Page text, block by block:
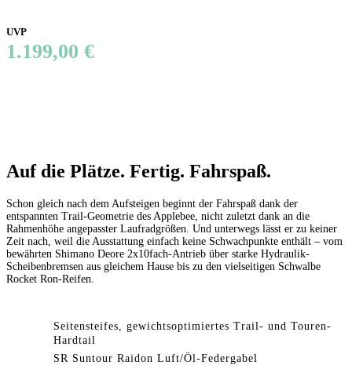
UVP
1.199,00 €
Auf die Plätze. Fertig. Fahrspaß.
Schon gleich nach dem Aufsteigen beginnt der Fahrspaß dank der
entspannten Trail-Geometrie des Applebee, nicht zuletzt dank an die
Rahmenhöhe angepasster Laufradgrößen. Und unterwegs lässt er zu keiner
Zeit nach, weil die Ausstattung einfach keine Schwachpunkte enthält – vom
bewährten Shimano Deore 2x10fach-Antrieb über starke Hydraulik-
Scheibenbremsen aus gleichem Hause bis zu den vielseitigen Schwalbe
Rocket Ron-Reifen.
Seitensteifes, gewichtsoptimiertes Trail- und Touren-
Hardtail
SR Suntour Raidon Luft/Öl-Federgabel